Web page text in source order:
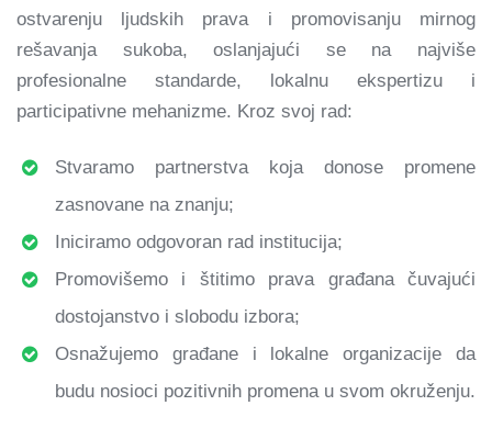
ostvarenju ljudskih prava i promovisanju mirnog
rešavanja sukoba, oslanjajući se na najviše
profesionalne standarde, lokalnu ekspertizu i
participativne mehanizme. Kroz svoj rad:
Stvaramo partnerstva koja donose promene
zasnovane na znanju;
Iniciramo odgovoran rad institucija;
Promovišemo i štitimo prava građana čuvajući
dostojanstvo i slobodu izbora;
Osnažujemo građane i lokalne organizacije da
budu nosioci pozitivnih promena u svom okruženju.